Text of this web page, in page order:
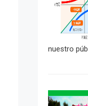
nuestro